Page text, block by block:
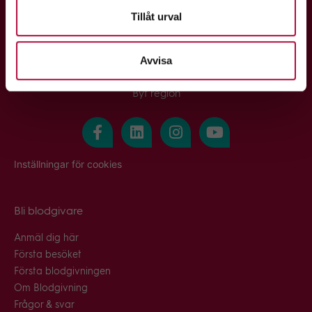
Tillåt urval
Avvisa
Byt region
Inställningar för cookies
Bli blodgivare
Anmäl dig här
Första besöket
Första blodgivningen
Om Blodgivning
Frågor & svar